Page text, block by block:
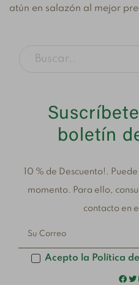
atún en salazón al mejor
boletín
10 % de Descuento!.
momento. Para ello,
contacto en
Acepto la Política